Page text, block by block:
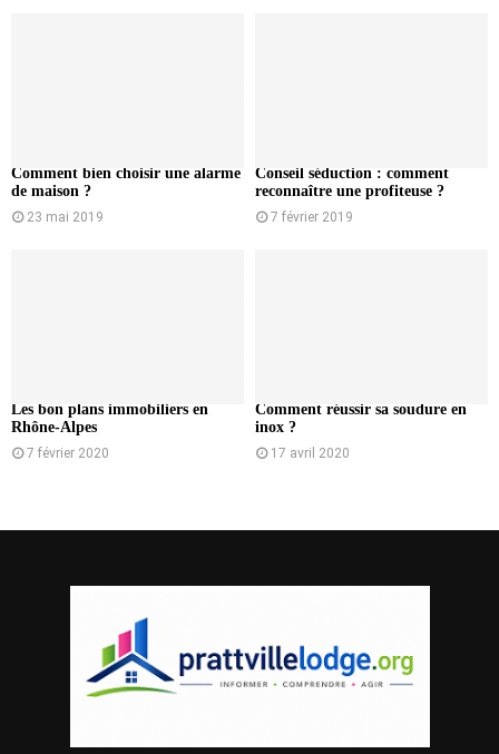
Comment bien choisir une alarme
de maison ?
23 mai 2019
Conseil séduction : comment
reconnaître une profiteuse ?
7 février 2019
Les bon plans immobiliers en
Rhône-Alpes
7 février 2020
Comment réussir sa soudure en
inox ?
17 avril 2020